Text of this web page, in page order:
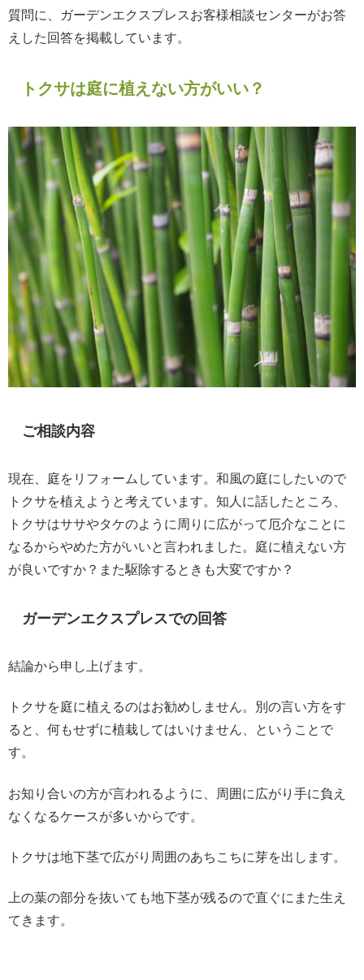
質問に、ガーデンエクスプレスお客様相談センターがお答
えした回答を掲載しています。
トクサは庭に植えない方がいい？
ご相談内容
現在、庭をリフォームしています。和風の庭にしたいので
トクサを植えようと考えています。知人に話したところ、
トクサはササやタケのように周りに広がって厄介なことに
なるからやめた方がいいと言われました。庭に植えない方
が良いですか？また駆除するときも大変ですか？
ガーデンエクスプレスでの回答
結論から申し上げます。
トクサを庭に植えるのはお勧めしません。別の言い方をす
ると、何もせずに植栽してはいけません、ということで
す。
お知り合いの方が言われるように、周囲に広がり手に負え
なくなるケースが多いからです。
トクサは地下茎で広がり周囲のあちこちに芽を出します。
上の葉の部分を抜いても地下茎が残るので直ぐにまた生え
てきます。